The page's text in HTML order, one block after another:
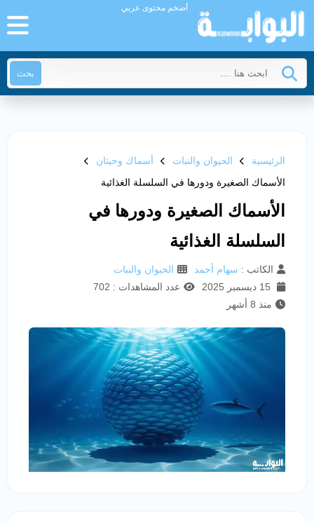
أضخم محتوى عربي
بحث
الرئيسية الحيوان والنبات
أسماك وحيتان
الأسماك الصغيرة ودورها في السلسلة الغذائية
الأسماك الصغيرة ودورها في
السلسلة الغذائية
الكاتب : سهام أحمد
الحيوان والنبات
عدد المشاهدات : 702
منذ 8 أشهر